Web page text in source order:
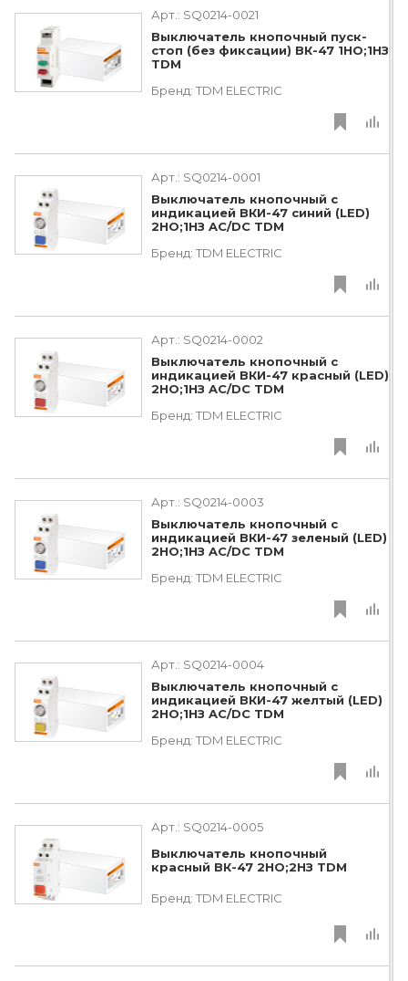
Арт.: SQ0214-0021
Выключатель кнопочный пуск-
стоп (без фиксации) ВК-47 1НО;1НЗ
TDM
Бренд: TDM ЕLECTRIC
Арт.: SQ0214-0001
Выключатель кнопочный с
индикацией ВКИ-47 синий (LED)
2НО;1НЗ AC/DC TDM
Бренд: TDM ЕLECTRIC
Арт.: SQ0214-0002
Выключатель кнопочный с
индикацией ВКИ-47 красный (LED)
2НО;1НЗ AC/DC TDM
Бренд: TDM ЕLECTRIC
Арт.: SQ0214-0003
Выключатель кнопочный с
индикацией ВКИ-47 зеленый (LED)
2НО;1НЗ AC/DC TDM
Бренд: TDM ЕLECTRIC
Арт.: SQ0214-0004
Выключатель кнопочный с
индикацией ВКИ-47 желтый (LED)
2НО;1НЗ AC/DC TDM
Бренд: TDM ЕLECTRIC
Арт.: SQ0214-0005
Выключатель кнопочный
красный ВК-47 2НО;2НЗ TDM
Бренд: TDM ЕLECTRIC